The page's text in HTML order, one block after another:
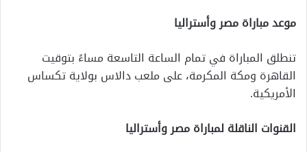
موعد مباراة مصر وأستراليا
تنطلق المباراة في تمام الساعة التاسعة مساءً بتوقيت
القاهرة ومكة المكرمة، على ملعب دالاس بولاية تكساس
الأمريكية.
القنوات الناقلة لمباراة مصر وأستراليا